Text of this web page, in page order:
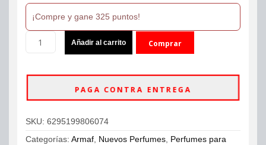
¡Compre y gane 325 puntos!
Club
Extreme
105ml
cantidad
Añadir al carrito Comprar
PAGA CONTRA ENTREGA
SKU: 6295199806074
Categorías: Armaf, Nuevos Perfumes, Perfumes para